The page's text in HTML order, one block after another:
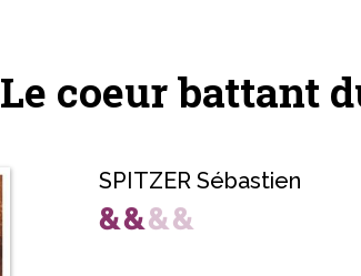
Le coeur battant
SPITZER Sébastien